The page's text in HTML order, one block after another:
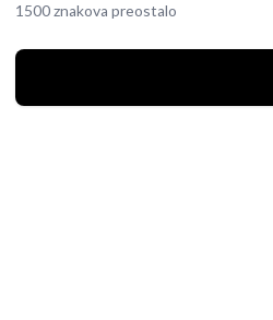
1500 znakova preostalo